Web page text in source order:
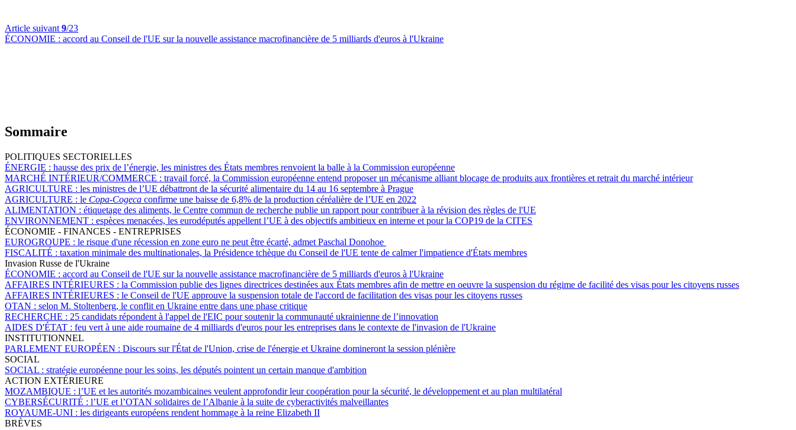
Article suivant 9/23
ÉCONOMIE : accord au Conseil de l'UE sur la nouvelle assistance macrofinancière de 5 milliards d'euros à l'Ukraine
Sommaire
POLITIQUES SECTORIELLES
ÉNERGIE : hausse des prix de l’énergie, les ministres des États membres renvoient la balle à la Commission européenne
MARCHÉ INTÉRIEUR/COMMERCE : travail forcé, la Commission européenne entend proposer un mécanisme alliant blocage de produits aux frontières et retrait du marché intérieur
AGRICULTURE : les ministres de l’UE débattront de la sécurité alimentaire du 14 au 16 septembre à Prague
AGRICULTURE : le Copa-Cogeca confirme une baisse de 6,8% de la production céréalière de l’UE en 2022
ALIMENTATION : étiquetage des aliments, le Centre commun de recherche publie un rapport pour contribuer à la révision des règles de l'UE
ENVIRONNEMENT : espèces menacées, les eurodéputés appellent l’UE à des objectifs ambitieux en interne et pour la COP19 de la CITES
ÉCONOMIE - FINANCES - ENTREPRISES
EUROGROUPE : le risque d'une récession en zone euro ne peut être écarté, admet Paschal Donohoe
FISCALITÉ : taxation minimale des multinationales, la Présidence tchèque du Conseil de l'UE tente de calmer l'impatience d'États membres
Invasion Russe de l'Ukraine
ÉCONOMIE : accord au Conseil de l'UE sur la nouvelle assistance macrofinancière de 5 milliards d'euros à l'Ukraine
AFFAIRES INTÉRIEURES : la Commission publie des lignes directrices destinées aux États membres afin de mettre en oeuvre la suspension du régime de facilité des visas pour les citoyens russes
AFFAIRES INTÉRIEURES : le Conseil de l'UE approuve la suspension totale de l'accord de facilitation des visas pour les citoyens russes
OTAN : selon M. Stoltenberg, le conflit en Ukraine entre dans une phase critique
RECHERCHE : 25 candidats répondent à l'appel de l'EIC pour soutenir la communauté ukrainienne de l’innovation
AIDES D'ÉTAT : feu vert à une aide roumaine de 4 milliards d'euros pour les entreprises dans le contexte de l'invasion de l'Ukraine
INSTITUTIONNEL
PARLEMENT EUROPÉEN : Discours sur l'État de l'Union, crise de l'énergie et Ukraine domineront la session plénière
SOCIAL
SOCIAL : stratégie européenne pour les soins, les députés pointent un certain manque d'ambition
ACTION EXTÉRIEURE
MOZAMBIQUE : l’UE et les autorités mozambicaines veulent approfondir leur coopération pour la sécurité, le développement et au plan multilatéral
CYBERSÉCURITÉ : l’UE et l’OTAN solidaires de l’Albanie à la suite de cyberactivités malveillantes
ROYAUME-UNI : les dirigeants européens rendent hommage à la reine Elizabeth II
BRÈVES